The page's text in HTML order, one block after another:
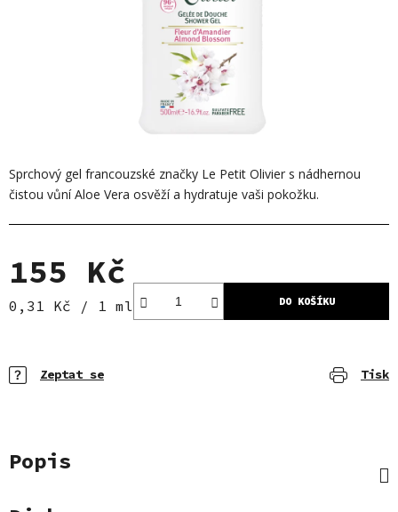
Sprchový gel francouzské značky Le Petit Olivier s nádhernou
čistou vůní Aloe Vera osvěží a hydratuje vaši pokožku.
155 Kč
Měrná cena:
0,31 Kč / 1 ml DO KOŠÍKU
Tisk
Zeptat se
Popis